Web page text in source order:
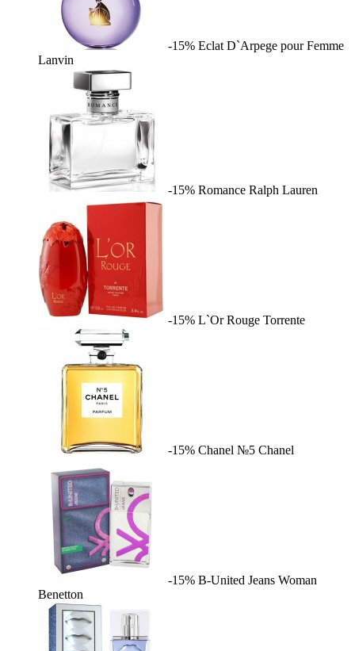
-15% Eclat D`Arpege pour Femme
Lanvin
-15% Romance Ralph Lauren
-15% L`Or Rouge Torrente
-15% Chanel №5 Chanel
-15% B-United Jeans Woman
Benetton